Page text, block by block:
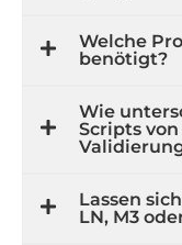
Welche
benötigt?
Wie
Scripts
Lassen
LN, M3